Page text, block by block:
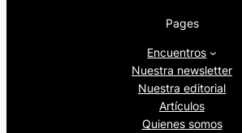
Pages
Encuentros
Nuestra newsletter
Nuestra editorial
Artículos
Quienes somos